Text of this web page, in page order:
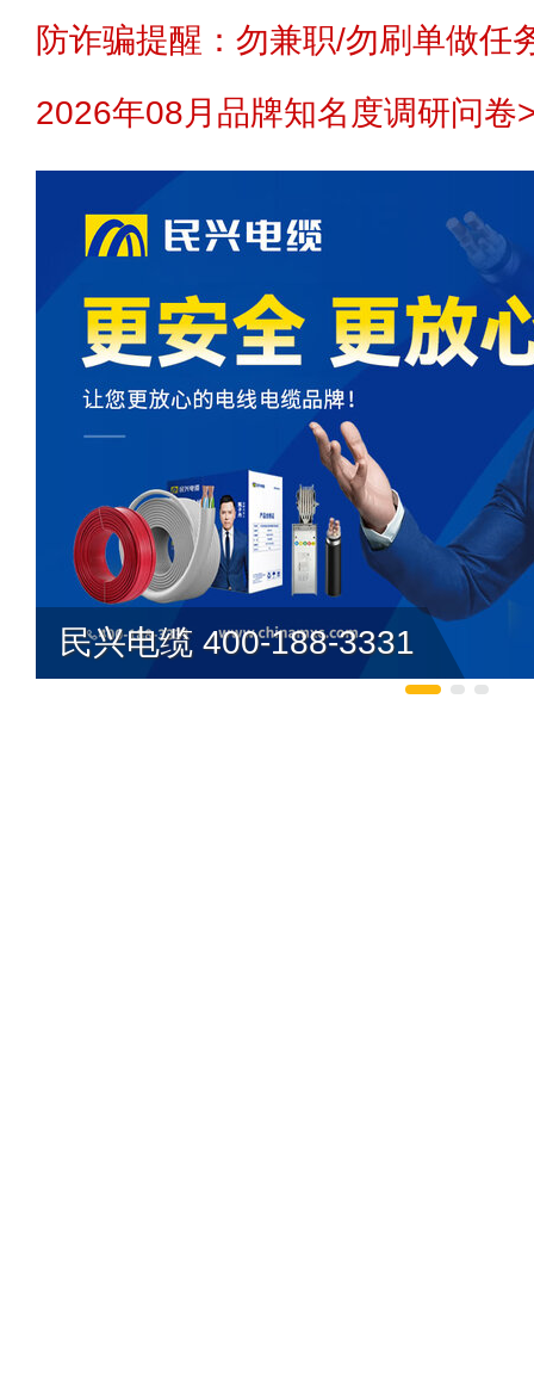
防诈骗提醒：勿兼职/勿刷单做任
2026年08月品牌知名度调研问卷
民兴电缆 400-188-3331